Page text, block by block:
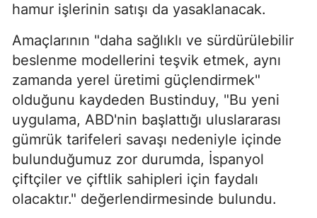
hamur işlerinin satışı da yasaklanacak.
Amaçlarının "daha sağlıklı ve sürdürülebilir
beslenme modellerini teşvik etmek, aynı
zamanda yerel üretimi güçlendirmek"
olduğunu kaydeden Bustinduy, "Bu yeni
uygulama, ABD'nin başlattığı uluslararası
gümrük tarifeleri savaşı nedeniyle içinde
bulunduğumuz zor durumda, İspanyol
çiftçiler ve çiftlik sahipleri için faydalı
olacaktır." değerlendirmesinde bulundu.